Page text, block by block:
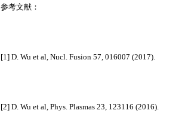
参考文献：
[1] D. Wu et al, Nucl. Fusion 57, 016007 (2017).
[2] D. Wu et al, Phys. Plasmas 23, 123116 (2016).